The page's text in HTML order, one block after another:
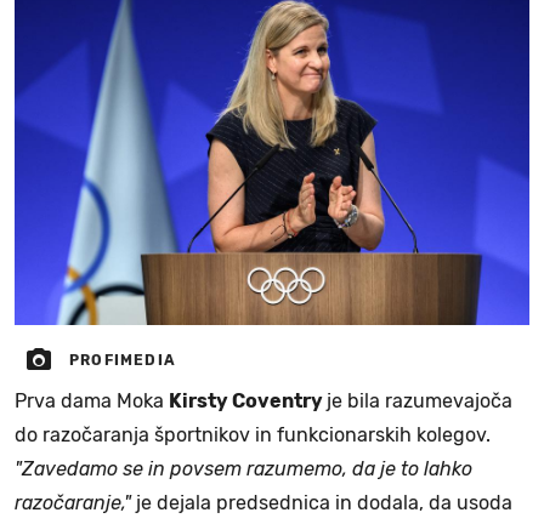
PROFIMEDIA
Prva dama Moka Kirsty Coventry je bila razumevajoča
do razočaranja športnikov in funkcionarskih kolegov.
"Zavedamo se in povsem razumemo, da je to lahko
razočaranje,"je dejala predsednica in dodala, da usoda